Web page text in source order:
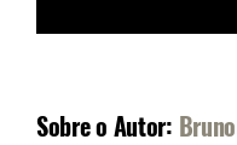
Sobre o Autor: